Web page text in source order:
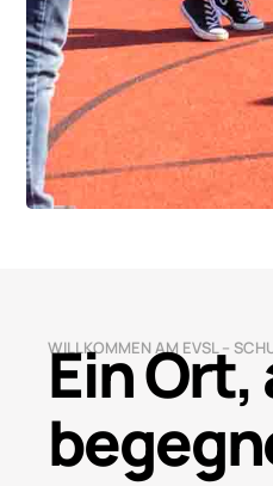
WILLKOMMEN AM EVSL –
Ein Ort,